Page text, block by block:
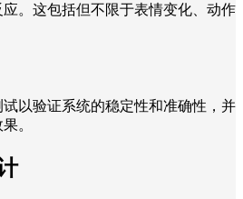
。这包括但不限于表情变化、动作
以验证系统的稳定性和准确性，并
。